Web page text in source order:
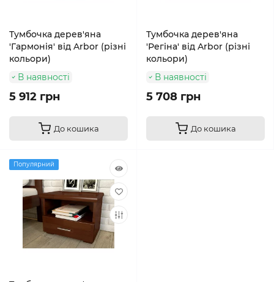
Тумбочка дерев'яна
'Гармонія' від Arbor (різні
кольори)
В наявності
5 912 грн
До кошика
Тумбочка дерев'яна
'Регіна' від Arbor (різні
кольори)
В наявності
5 708 грн
До кошика
Популярний